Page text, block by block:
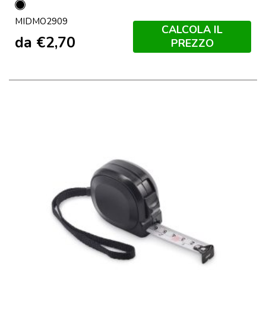
Nero
MIDMO2909
da €2,70
CALCOLA IL
PREZZO